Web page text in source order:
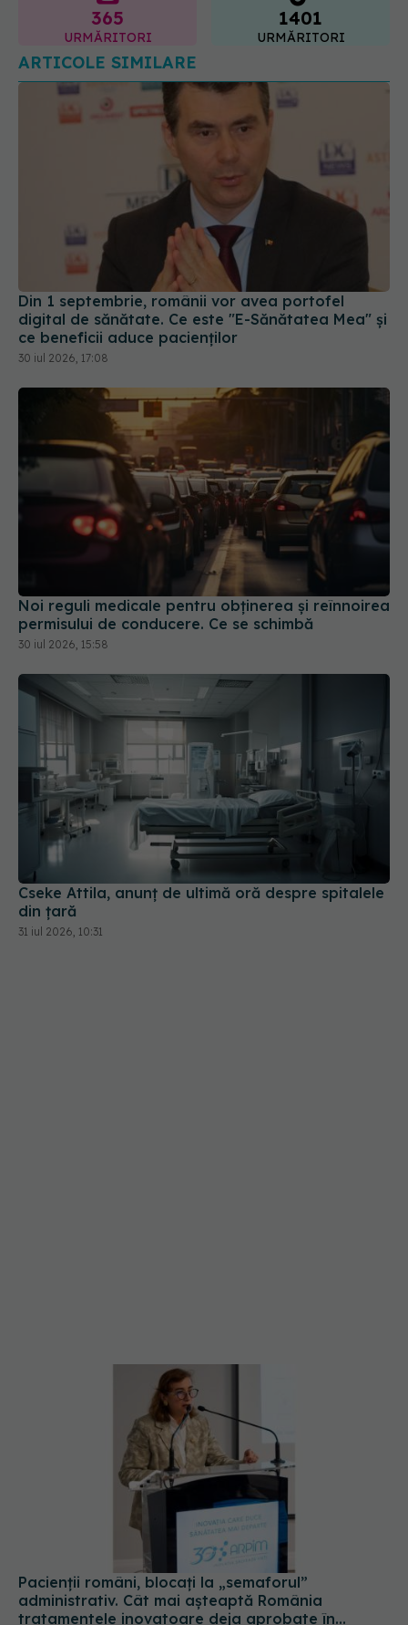
URMĂRITORI URMĂRITORI
ARTICOLE SIMILARE
Din 1 septembrie, românii vor avea portofel
digital de sănătate. Ce este "E-Sănătatea Mea" și
ce beneficii aduce pacienților
30 iul 2026, 17:08
Noi reguli medicale pentru obținerea și reînnoirea
permisului de conducere. Ce se schimbă
30 iul 2026, 15:58
Cseke Attila, anunț de ultimă oră despre spitalele
din țară
31 iul 2026, 10:31
Pacienții români, blocați la „semaforul”
administrativ. Cât mai așteaptă România
tratamentele inovatoare deja aprobate în
Europa
05 aug 2026, 12:33